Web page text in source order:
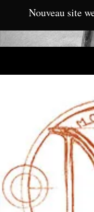
Nouveau site